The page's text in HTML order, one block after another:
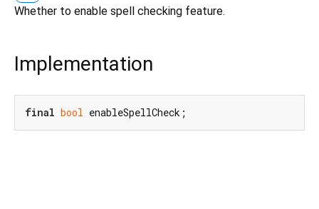
Whether to enable spell checking feature.
Implementation
final bool enableSpellCheck;